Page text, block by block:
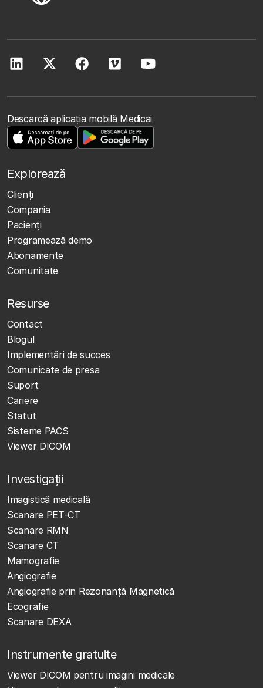
Descarcă aplicația mobilă Medicai
Explorează
Clienţi
Compania
Pacienți
Programează demo
Abonamente
Comunitate
Resurse
Contact
Blogul
Implementări de succes
Comunicate de presa
Suport
Cariere
Statut
Sisteme PACS
Viewer DICOM
Investigații
Imagistică medicală
Scanare PET-CT
Scanare RMN
Scanare CT
Mamografie
Angiografie
Angiografie prin Rezonanță Magnetică
Ecografie
Scanare DEXA
Instrumente gratuite
Viewer DICOM pentru imagini medicale